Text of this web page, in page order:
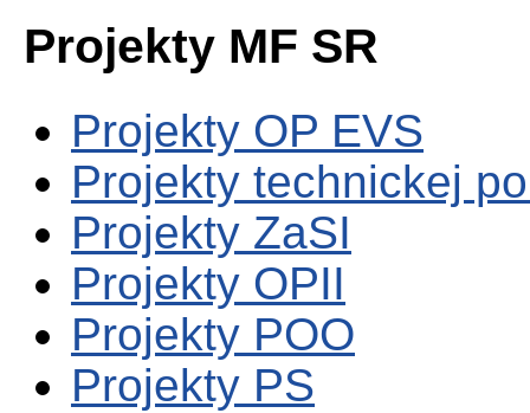
Projekty MF SR
Projekty OP EVS
Projekty technickej
Projekty ZaSI
Projekty OPII
Projekty POO
Projekty PS